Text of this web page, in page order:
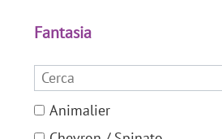
Completo / Tailleur
Costumi da bagno /
Foulard / Sciarpa
Lavoretti / Oggettistica
Fantasia
Animalier